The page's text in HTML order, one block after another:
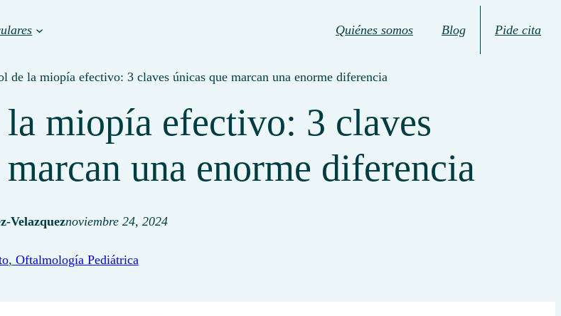
Quiénes somos Blog Pide cita
de la miopía efectivo: 3 claves únicas que marcan una enorme diferencia
miopía efectivo: 3 claves
una enorme diferencia
Velazqueznoviembre 24, 2024
, Oftalmología Pediátrica